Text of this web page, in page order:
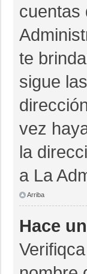
cuentas
te
sigue
vez
la
a La
Arriba
Hace